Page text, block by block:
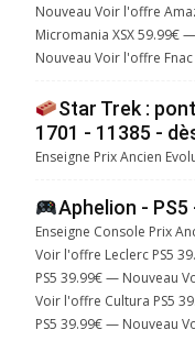
Nouveau Voir l'offre
Micromania XSX 59.99€
Nouveau Voir l'offre
Star Trek :
1701 - 11385 -
Enseigne Prix Ancien
Aphelion -
Enseigne Console Prix
Voir l'offre Leclerc PS5
PS5 39.99€ — Nouveau
Voir l'offre Cultura PS5
PS5 39.99€ — Nouveau